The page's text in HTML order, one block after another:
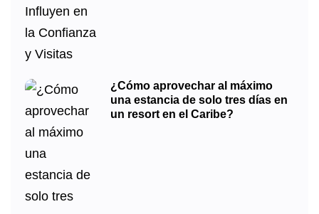
¿Cómo aprovechar al máximo
una estancia de solo tres días en
un resort en el Caribe?